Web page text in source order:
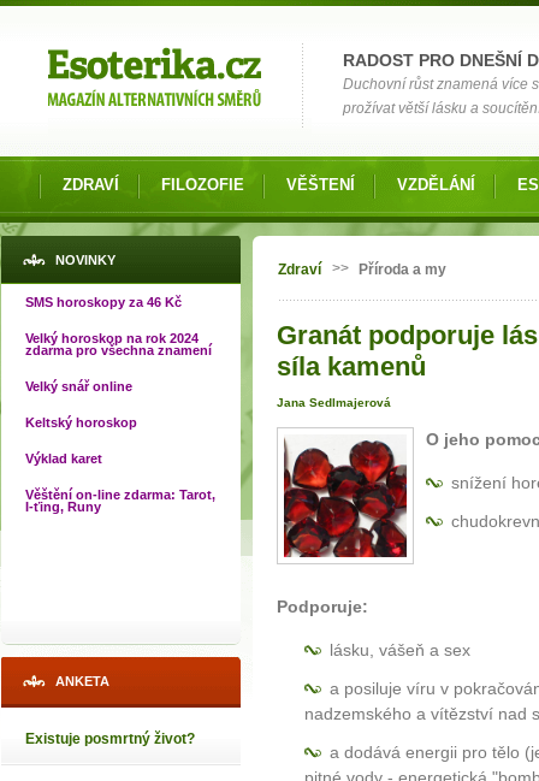
RADOST PRO DNEŠNÍ
Duchovní růst znamená více
prožívat větší lásku a
ZDRAVÍ FILOZOFIE VĚŠTENÍ VZDĚLÁNÍ
NOVINKY
SMS horoskopy za 46 Kč
Velký horoskop na rok 2024
zdarma pro všechna znamení
Velký snář online
Keltský horoskop
Výklad karet
Věštění on-line zdarma: Tarot,
I-ťing, Runy
ANKETA
Existuje posmrtný život?
Jste zde
Zdraví >> Příroda a my
Granát podporuje
síla kamenů
Jana Sedlmajerová
O jeho
snížení
Podporuje:
lásku, vášeň a sex
a posiluje víru v
nadzemského a vítězství nad
a dodává energii pro tělo